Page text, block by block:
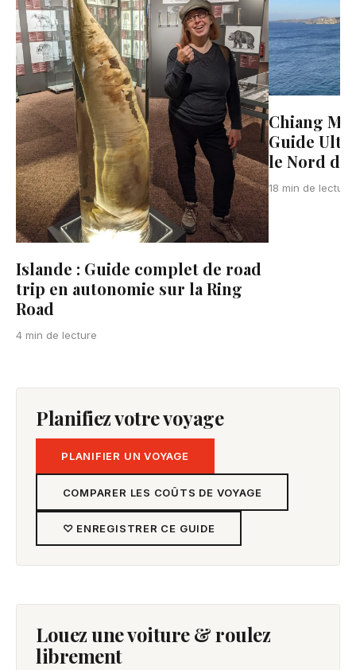
Islande : Guide complet de road
trip en autonomie sur la Ring
Road
4 min de lecture
Chiang
Guide
le Nord de
18 min de lecture
Planifiez votre voyage
PLANIFIER UN VOYAGE
COMPARER LES COÛTS DE VOYAGE
♡ ENREGISTRER CE GUIDE
Louez une voiture & roulez
librement